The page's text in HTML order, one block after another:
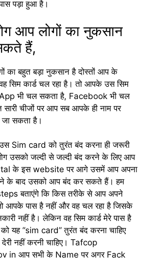
पड़ा हुआ है।
आप लोगों का नुकसान
हैं,
का बहुत बड़ा नुकसान है दोस्तों आप के
सिम कार्ड चल रहा है। तो आपके उस सिम
भी चल सकता है, Facebook भी चल
चीजों पर आप सब आपके ही नाम पर
सकता है।
Sim card को तुरंत बंद करना ही जरूरी
उसको जल्दी से जल्दी बंद करने के लिए आप
के इस website पर आगे उसमें आप अपना
के बाद उसको आप बंद कर सकते हैं। हम
बताएंगे कि किस तरीके से आप अपने
आपके पास है नहीं और वह चल रहा है जिसके
नहीं है। लेकिन वह सिम कार्ड मेरे पास है
यह “sim card” तुरंत बंद करना चाहिए
नहीं करनी चाहिए। Tafcop
in आप सभी के Name पर अगर Fack